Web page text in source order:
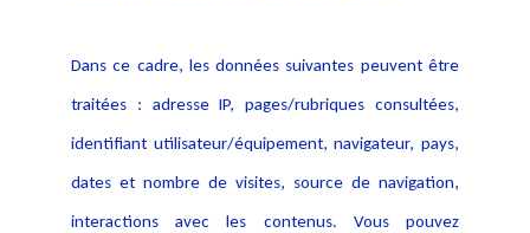
Dans ce cadre, les données suivantes peuvent être
traitées : adresse IP, pages/rubriques consultées,
identifiant utilisateur/équipement, navigateur, pays,
dates et nombre de visites, source de navigation,
interactions avec les contenus. Vous pouvez